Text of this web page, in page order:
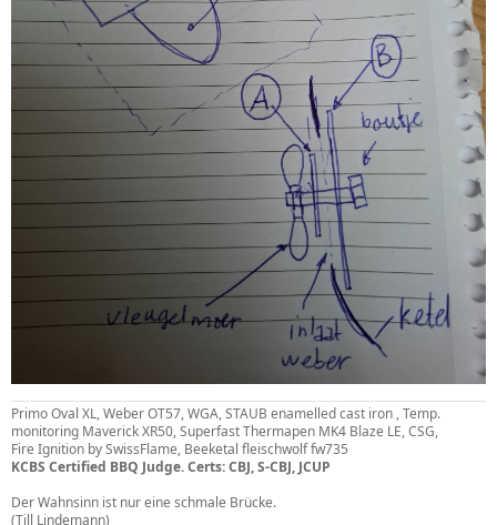
Primo Oval XL, Weber OT57, WGA, STAUB enamelled cast iron , Temp.
monitoring Maverick XR50, Superfast Thermapen MK4 Blaze LE, CSG,
Fire Ignition by SwissFlame, Beeketal fleischwolf fw735
KCBS Certified BBQ Judge. Certs: CBJ, S-CBJ, JCUP
Der Wahnsinn ist nur eine schmale Brücke.
(Till Lindemann)